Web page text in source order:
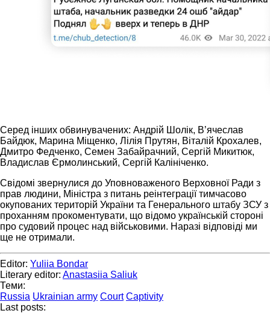
Серед інших обвинувачених: Андрій Шолік, Вʼячеслав
Байдюк, Марина Міщенко, Лілія Прутян, Віталій Крохалев,
Дмитро Федченко, Семен Забайрачний, Сергій Микитюк,
Владислав Єрмолинський, Сергій Калініченко.
Свідомі звернулися до Уповноваженого Верховної Ради з
прав людини, Міністра з питань реінтеграції тимчасово
окупованих територій України та Генерального штабу ЗСУ з
проханням прокоментувати, що відомо українській стороні
про судовий процес над військовими. Наразі відповіді ми
ще не отримали.
Editor: Yuliia Bondar
Literary editor: Anastasiia Saliuk
Теми:
Russia Ukrainian army Court Captivity
Last posts: